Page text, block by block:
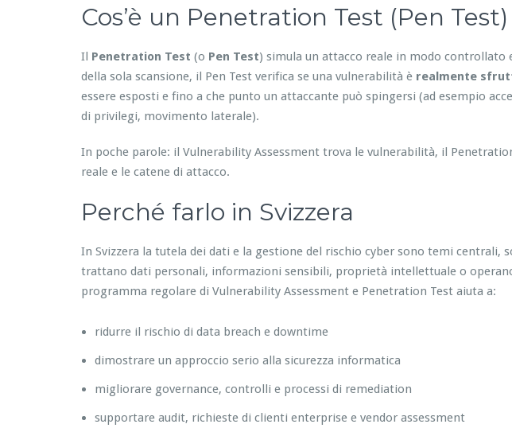
Cos’è un Penetration Test (Pen Test)
Il Penetration Test (o Pen Test) simula un attacco reale in modo controllato
della sola scansione, il Pen Test verifica se una vulnerabilità è realmente
essere esposti e fino a che punto un attaccante può spingersi (ad esempio
di privilegi, movimento laterale).
In poche parole: il Vulnerability Assessment trova le vulnerabilità, il
reale e le catene di attacco.
Perché farlo in Svizzera
In Svizzera la tutela dei dati e la gestione del rischio cyber sono temi centrali,
trattano dati personali, informazioni sensibili, proprietà intellettuale o
programma regolare di Vulnerability Assessment e Penetration Test aiuta a:
ridurre il rischio di data breach e downtime
dimostrare un approccio serio alla sicurezza informatica
migliorare governance, controlli e processi di remediation
supportare audit, richieste di clienti enterprise e vendor assessment